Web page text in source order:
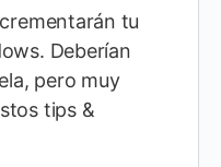
tu
Deberían
pero muy
tips &